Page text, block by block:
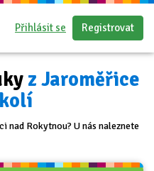
Přihlásit se Registrovat
z Jaroměřice
nad Rokytnou? U nás naleznete